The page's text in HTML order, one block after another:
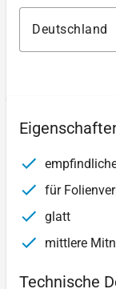
Deutschland
für
glatt
mittlere
Technische